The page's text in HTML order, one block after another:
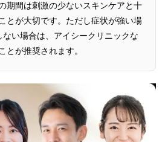
期間は刺激の少ないスキンケアと十
とが大切です。ただし症状が強い場
い場合は、アイシークリニックな
とが推奨されます。